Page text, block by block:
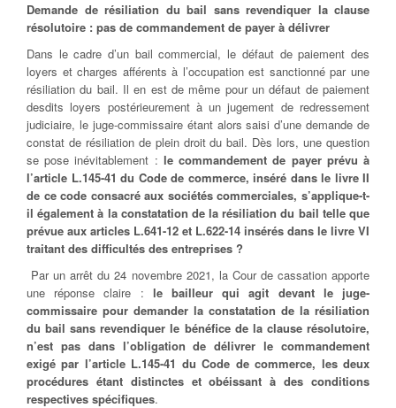
Demande de résiliation du bail sans revendiquer la clause
résolutoire : pas de commandement de payer à délivrer
Dans le cadre d’un bail commercial, le défaut de paiement des
loyers et charges afférents à l’occupation est sanctionné par une
résiliation du bail. Il en est de même pour un défaut de paiement
desdits loyers postérieurement à un jugement de redressement
judiciaire, le juge-commissaire étant alors saisi d’une demande de
constat de résiliation de plein droit du bail. Dès lors, une question
se pose inévitablement : le commandement de payer prévu à
l’article L.145-41 du Code de commerce, inséré dans le livre II
de ce code consacré aux sociétés commerciales, s’applique-t-
il également à la constatation de la résiliation du bail telle que
prévue aux articles L.641-12 et L.622-14 insérés dans le livre VI
traitant des difficultés des entreprises ?
Par un arrêt du 24 novembre 2021, la Cour de cassation apporte
une réponse claire : le bailleur qui agit devant le juge-
commissaire pour demander la constatation de la résiliation
du bail sans revendiquer le bénéfice de la clause résolutoire,
n’est pas dans l’obligation de délivrer le commandement
exigé par l’article L.145-41 du Code de commerce, les deux
procédures étant distinctes et obéissant à des conditions
respectives spécifiques.